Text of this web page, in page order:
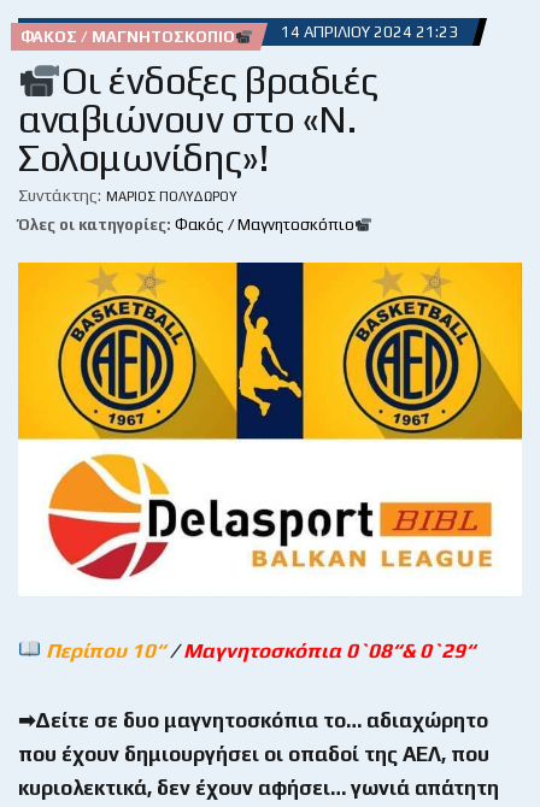
ΦΑΚΌΣ / ΜΑΓΝΗΤΟΣΚΌΠΙΟ 14 ΑΠΡΙΛΊΟΥ 2024 21:23
Οι ένδοξες βραδιές
αναβιώνουν στο «Ν.
Σολομωνίδης»!
Συντάκτης: ΜΆΡΙΟΣ ΠΟΛΥΔΏΡΟΥ
Όλες οι κατηγορίες: Φακός / Μαγνητοσκόπιο
Περίπου 10“/Μαγνητοσκόπια 0`08“& 0`29“
➡Δείτε σε δυο μαγνητοσκόπια το… αδιαχώρητο
που έχουν δημιουργήσει οι οπαδοί της ΑΕΛ, που
κυριολεκτικά, δεν έχουν αφήσει… γωνιά απάτητη